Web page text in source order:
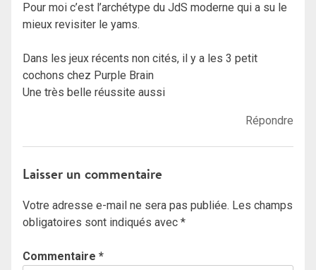
Pour moi c’est l’archétype du JdS moderne qui a su le
mieux revisiter le yams.
Dans les jeux récents non cités, il y a les 3 petit
cochons chez Purple Brain
Une très belle réussite aussi
Répondre
Laisser un commentaire
Votre adresse e-mail ne sera pas publiée. Les champs
obligatoires sont indiqués avec *
Commentaire *